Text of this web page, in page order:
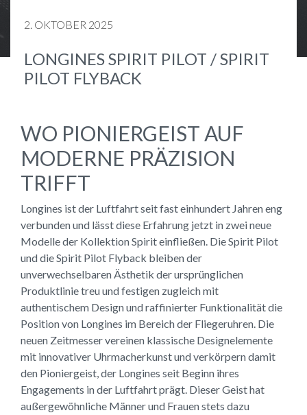
2. OKTOBER 2025
LONGINES SPIRIT PILOT / SPIRIT
PILOT FLYBACK
WO PIONIERGEIST AUF
MODERNE PRÄZISION
TRIFFT
Longines ist der Luftfahrt seit fast einhundert Jahren eng
verbunden und lässt diese Erfahrung jetzt in zwei neue
Modelle der Kollektion Spirit einfließen. Die Spirit Pilot
und die Spirit Pilot Flyback bleiben der
unverwechselbaren Ästhetik der ursprünglichen
Produktlinie treu und festigen zugleich mit
authentischem Design und raffinierter Funktionalität die
Position von Longines im Bereich der Fliegeruhren. Die
neuen Zeitmesser vereinen klassische Designelemente
mit innovativer Uhrmacherkunst und verkörpern damit
den Pioniergeist, der Longines seit Beginn ihres
Engagements in der Luftfahrt prägt. Dieser Geist hat
außergewöhnliche Männer und Frauen stets dazu